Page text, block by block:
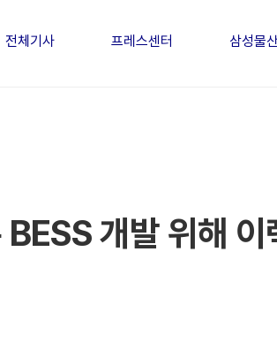
전체기사 프레스센터 삼성물
개발 위해